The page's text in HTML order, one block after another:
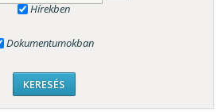
Hírekben
Dokumentumokban